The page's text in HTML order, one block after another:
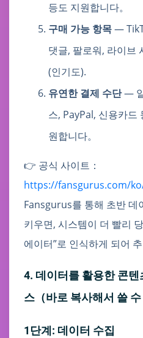
등도 지원합니다。
구매 가능 항목—
댓글, 팔로워, 라이브
(인기도).
유연한 결제 수단— 알
스, PayPal, 신용카드
원합니다。
👉 공식 사이트：
https://fansgurus.com/
Fansgurus를 통해 초반 데
키우면, 시스템이 더 빨리
에이터”로 인식하게 되어
4. 데이터를 활용한 콘텐
스（바로 복사해서 쓸 수
1단계: 데이터 수집